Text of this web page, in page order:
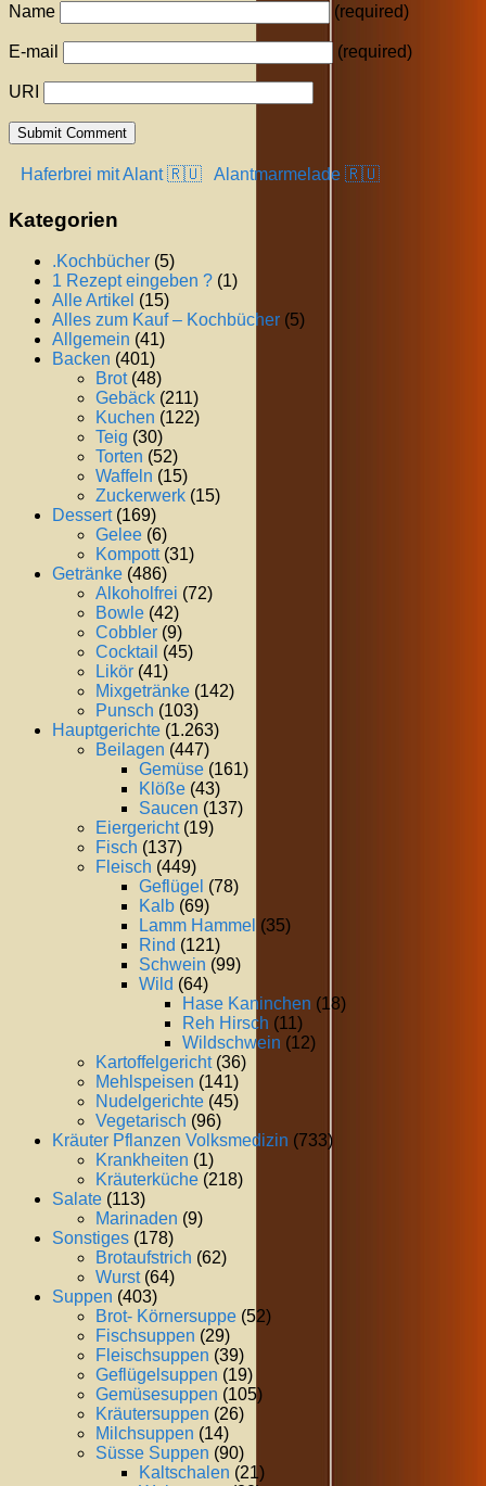
Name (required)
E-mail (required)
URI
Haferbrei mit Alant 🇷🇺 Alantmarmelade 🇷🇺
Kategorien
.Kochbücher (5)
1 Rezept eingeben ? (1)
Alle Artikel (15)
Alles zum Kauf – Kochbücher (5)
Allgemein (41)
Backen (401)
Brot(48)
Gebäck (211)
Kuchen (122)
Teig (30)
Torten (52)
Waffeln (15)
Zuckerwerk (15)
Dessert(169)
Gelee (6)
Kompott(31)
Getränke (486)
Alkoholfrei (72)
Bowle (42)
Cobbler (9)
Cocktail (45)
Likör (41)
Mixgetränke (142)
Punsch (103)
Hauptgerichte (1.263)
Beilagen (447)
Gemüse (161)
Klöße (43)
Saucen (137)
Eiergericht(19)
Fisch (137)
Fleisch (449)
Geflügel (78)
Kalb (69)
Lamm Hammel (35)
Rind (121)
Schwein (99)
Wild (64)
Hase Kaninchen (18)
Reh Hirsch (11)
Wildschwein (12)
Kartoffelgericht(36)
Mehlspeisen (141)
Nudelgerichte (45)
Vegetarisch (96)
Kräuter Pflanzen Volksmedizin (733)
Krankheiten (1)
Kräuterküche (218)
Salate (113)
Marinaden (9)
Sonstiges (178)
Brotaufstrich (62)
Wurst(64)
Suppen (403)
Brot- Körnersuppe (52)
Fischsuppen (29)
Fleischsuppen (39)
Geflügelsuppen (19)
Gemüsesuppen (105)
Kräutersuppen (26)
Milchsuppen (14)
Süsse Suppen (90)
Kaltschalen (21)